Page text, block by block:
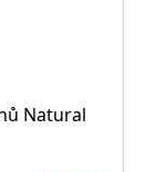
Natural